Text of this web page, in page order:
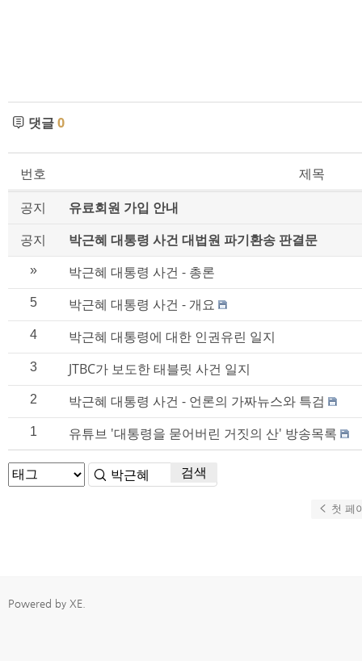
댓글0
번호
제목
공지
유료회원 가입 안내
공지
박근혜 대통령 사건 대법원 파기환송 판결문
» 박근혜 대통령 사건 - 총론
5 박근혜 대통령 사건 - 개요
4 박근혜 대통령에 대한 인권유린 일지
3 JTBC가 보도한 태블릿 사건 일지
2 박근혜 대통령 사건 - 언론의 가짜뉴스와 특검
1 유튜브 '대통령을 묻어버린 거짓의 산' 방송목록
검색
첫 페
Powered by XE